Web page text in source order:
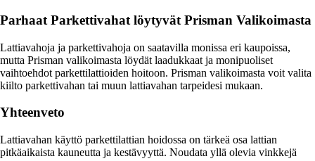
Parhaat Parkettivahat löytyvät Prisman Valikoimasta
Lattiavahoja ja parkettivahoja on saatavilla monissa eri kaupoissa,
mutta Prisman valikoimasta löydät laadukkaat ja monipuoliset
vaihtoehdot parkettilattioiden hoitoon. Prisman valikoimasta voit valita
kiilto parkettivahan tai muun lattiavahan tarpeidesi mukaan.
Yhteenveto
Lattiavahan käyttö parkettilattian hoidossa on tärkeä osa lattian
pitkäaikaista kauneutta ja kestävyyttä. Noudata yllä olevia vinkkejä